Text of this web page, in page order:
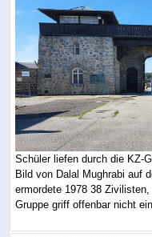
Schüler liefen durch die KZ-
Bild von Dalal Mughrabi auf
ermordete 1978 38
Gruppe griff offenbar nicht